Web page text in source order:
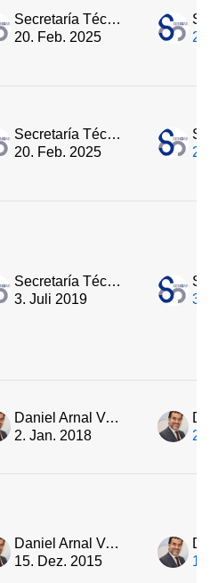
Secretaría Técnica
20. Feb. 2025
Secretaría Técnica
20. Feb. 2025
Secretaría Técnica
3. Juli 2019
3.
Daniel Arnal Velasco
2. Jan. 2018
2.
Daniel Arnal Velasco
15. Dez. 2015